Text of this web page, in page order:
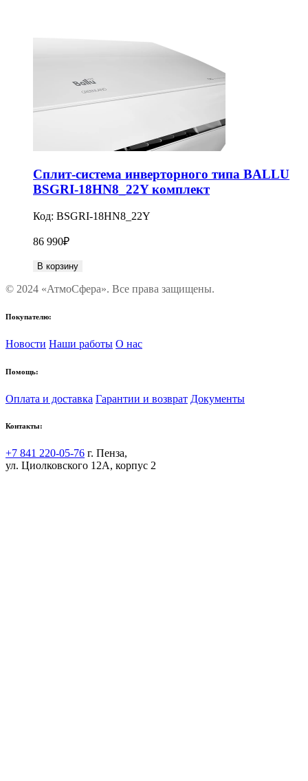
Сплит-система инверторного типа BALLU
BSGRI-18HN8_22Y комплект
Код: BSGRI-18HN8_22Y
86 990₽
В корзину
© 2024 «АтмоСфера». Все права защищены.
Покупателю:
Новости Наши работы О нас
Помощь:
Оплата и доставка Гарантии и возврат Документы
Контакты:
+7 841 220-05-76 г. Пенза,
ул. Циолковского 12А, корпус 2